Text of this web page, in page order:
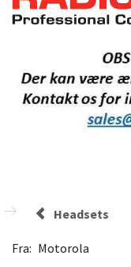
Headsets
Fra: Motorola